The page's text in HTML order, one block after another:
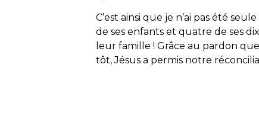
C’est ainsi que je n’ai pas été
de ses enfants et quatre de ses
leur famille ! Grâce au pardon
tôt, Jésus a permis notre